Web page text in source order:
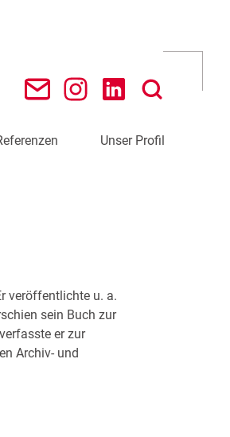
Unser Profil
veröffentlichte u. a.
sein Buch zur
er zur
Archiv- und